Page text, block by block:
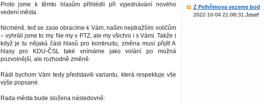
Proto jsme k těmto hlasům přihlédli při vyjednávání nového
vedení města.
Nicméně, teď se zase obracíme k Vám, našim nejdražším voličům
– vyhráli jsme to my. Ne my v PTZ, ale my všichni i s Vámi. Takže i
když je tu nějaká část hlasů pro kontinuitu, změna musí přijít! A
hlasy pro KDU-ČSL také vnímáme jako volání po možná
pozvolnější, ale rozhodně změně.
Rádi bychom Vám tedy představili variantu, která respektuje vše
výše popsané.
Rada města bude složena následovně:
Z Pelhřimova vezeme bod
2022-10-04 21:08:31 Josef